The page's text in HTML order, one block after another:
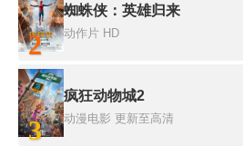
2
蜘蛛侠：英雄归来
动作片 HD
3
疯狂动物城2
动漫电影 更新至高清